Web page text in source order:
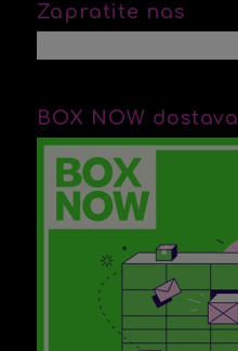
Zapratite nas
BOX NOW dostava